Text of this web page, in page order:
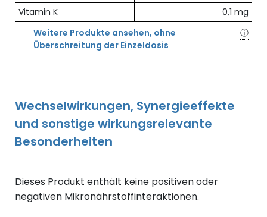
Vitamin K
0,1 mg
Weitere Produkte ansehen, ohne
Überschreitung der Einzeldosis
ⓘ
Wechselwirkungen, Synergieeffekte
und sonstige wirkungsrelevante
Besonderheiten
Dieses Produkt enthält keine positiven oder
negativen Mikronährstoffinteraktionen.